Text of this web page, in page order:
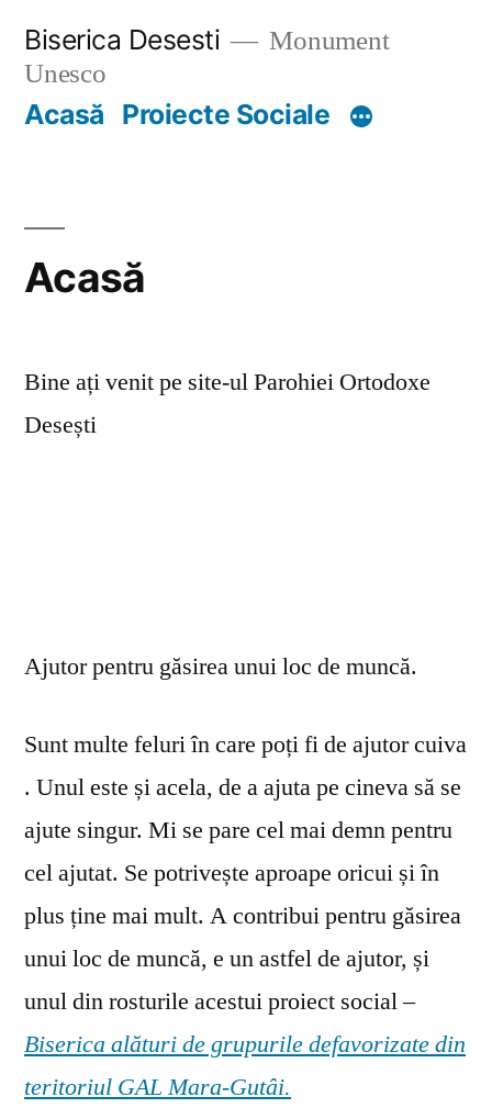
content
Biserica Desesti
Monument
Unesco
Acasă Proiecte Sociale
Acasă
Bine ați venit pe site-ul Parohiei Ortodoxe
Desești
Ajutor pentru găsirea unui loc de muncă.
Sunt multe feluri în care poți fi de ajutor cuiva
. Unul este și acela, de a ajuta pe cineva să se
ajute singur. Mi se pare cel mai demn pentru
cel ajutat. Se potrivește aproape oricui și în
plus ține mai mult. A contribui pentru găsirea
unui loc de muncă, e un astfel de ajutor, și
unul din rosturile acestui proiect social –
Biserica alături de grupurile defavorizate din
teritoriul GAL Mara-Gutâi.